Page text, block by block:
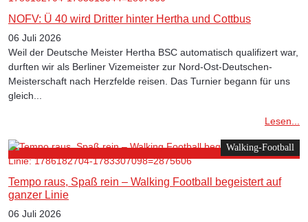
NOFV: Ü 40 wird Dritter hinter Hertha und Cottbus
06 Juli 2026
Weil der Deutsche Meister Hertha BSC automatisch qualifizert war,
durften wir als Berliner Vizemeister zur Nord-Ost-Deutschen-
Meisterschaft nach Herzfelde reisen. Das Turnier begann für uns
gleich...
Lesen...
Walking-Football
Tempo raus, Spaß rein – Walking Football begeistert auf
ganzer Linie
06 Juli 2026